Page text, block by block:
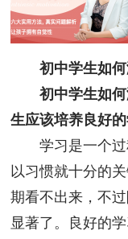
初中学生如
初中学生如
生应该培养良好
学习是一个过
以习惯就十分的
期看不出来，不
显著了。良好的